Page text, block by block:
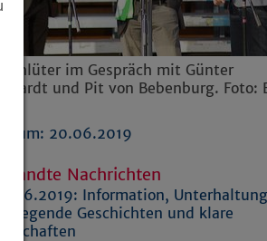
im Gespräch mit Günter
und Pit von Bebenburg. Foto:
20.06.2019
Nachrichten
Information,
Geschichten und klare